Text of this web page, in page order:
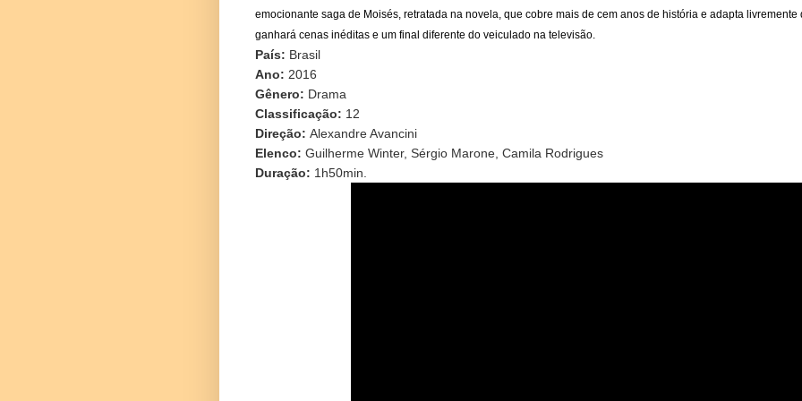
emocionante saga de Moisés, retratada na novela, que cobre mais de cem anos de história e adapta
ganhará cenas inéditas e um final diferente do veiculado na televisão.
País: Brasil
Ano: 2016
Gênero: Drama
Classificação: 12
Direção: Alexandre Avancini
Elenco: Guilherme Winter, Sérgio Marone, Camila Rodrigues
Duração: 1h50min.